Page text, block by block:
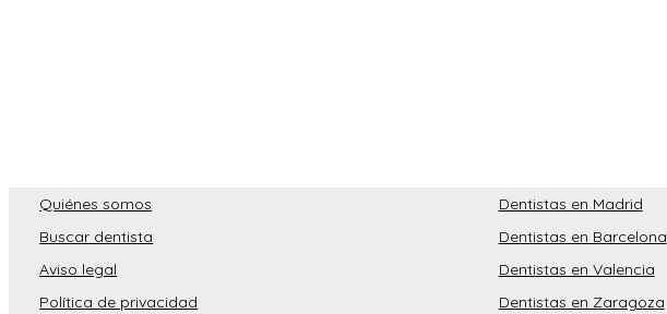
Quiénes somos
Buscar dentista
Aviso legal
Política de privacidad
Dentistas en Madrid
Dentistas en Barcelona
Dentistas en Valencia
Dentistas en Zaragoza